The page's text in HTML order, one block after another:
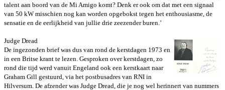
talent aan boord van de Mi Amigo komt? Denk erook om dat met een signaal
van 50 kW misschien nog kan worden opgebokst tegen het enthousiasme, de
sensatie en de eerlijkheid van jullie drie zeezender buren.’
Judge Dread
De ingezonden brief was dus van rond de kerstdagen 1973 en
in een Britse krant te lezen. Gesproken over kerstdagen, zo
rond die tijd werd vanuit Engeland ook een kerstkaart naar
Graham Gill gestuurd, via het postbusadres van RNI in
Hilversum. De afzender was Judge Dread, die je nog wel herinnert van nummers